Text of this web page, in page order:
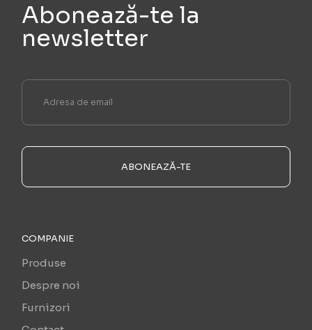
Abonează-te la
newsletter
ABONEAZĂ-TE
COMPANIE
Produse
Despre noi
Furnizori